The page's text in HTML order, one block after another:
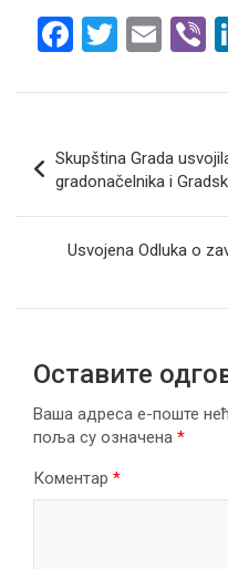
F
ce
o
o
k
T
tt
er
E
ail
чланка
Skupština Grada
gradonačelnika i
Usvojena Odluka o
Оставите
Ваша адреса е-поште
поља су означена *
Коментар *